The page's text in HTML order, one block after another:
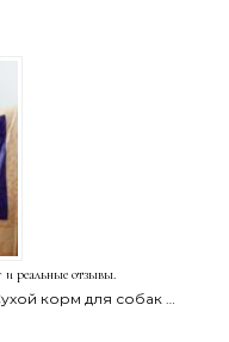
и реальные отзывы.
корм для собак …